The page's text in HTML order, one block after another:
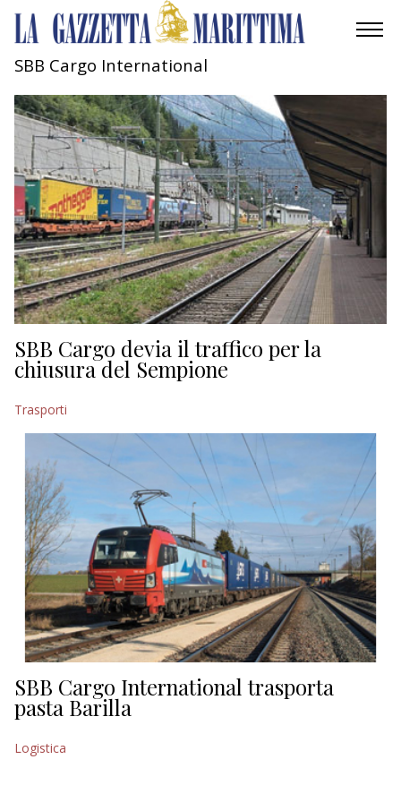
AMBIENTE
MOBILITÀ
INDUSTRIA
RICERCA
ECONOMIA
TURISMO
CULTURA
EDITORIALI
SBB Cargo International
SBB Cargo devia il traffico per la
chiusura del Sempione
Trasporti
SBB Cargo International trasporta
pasta Barilla
Logistica